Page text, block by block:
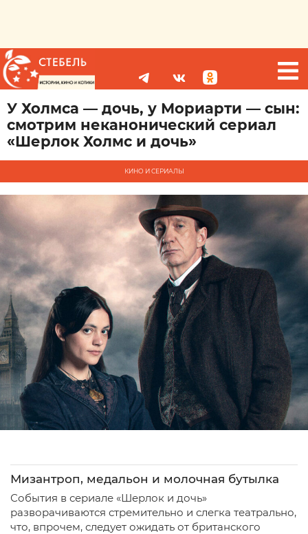
У Холмса — дочь, у Мориарти — сын:
смотрим неканонический сериал
«Шерлок Холмс и дочь»
КИНО И СЕРИАЛЫ
Мизантроп, медальон и молочная бутылка
События в сериале «Шерлок и дочь»
разворачиваются стремительно и слегка театрально,
что, впрочем, следует ожидать от британского